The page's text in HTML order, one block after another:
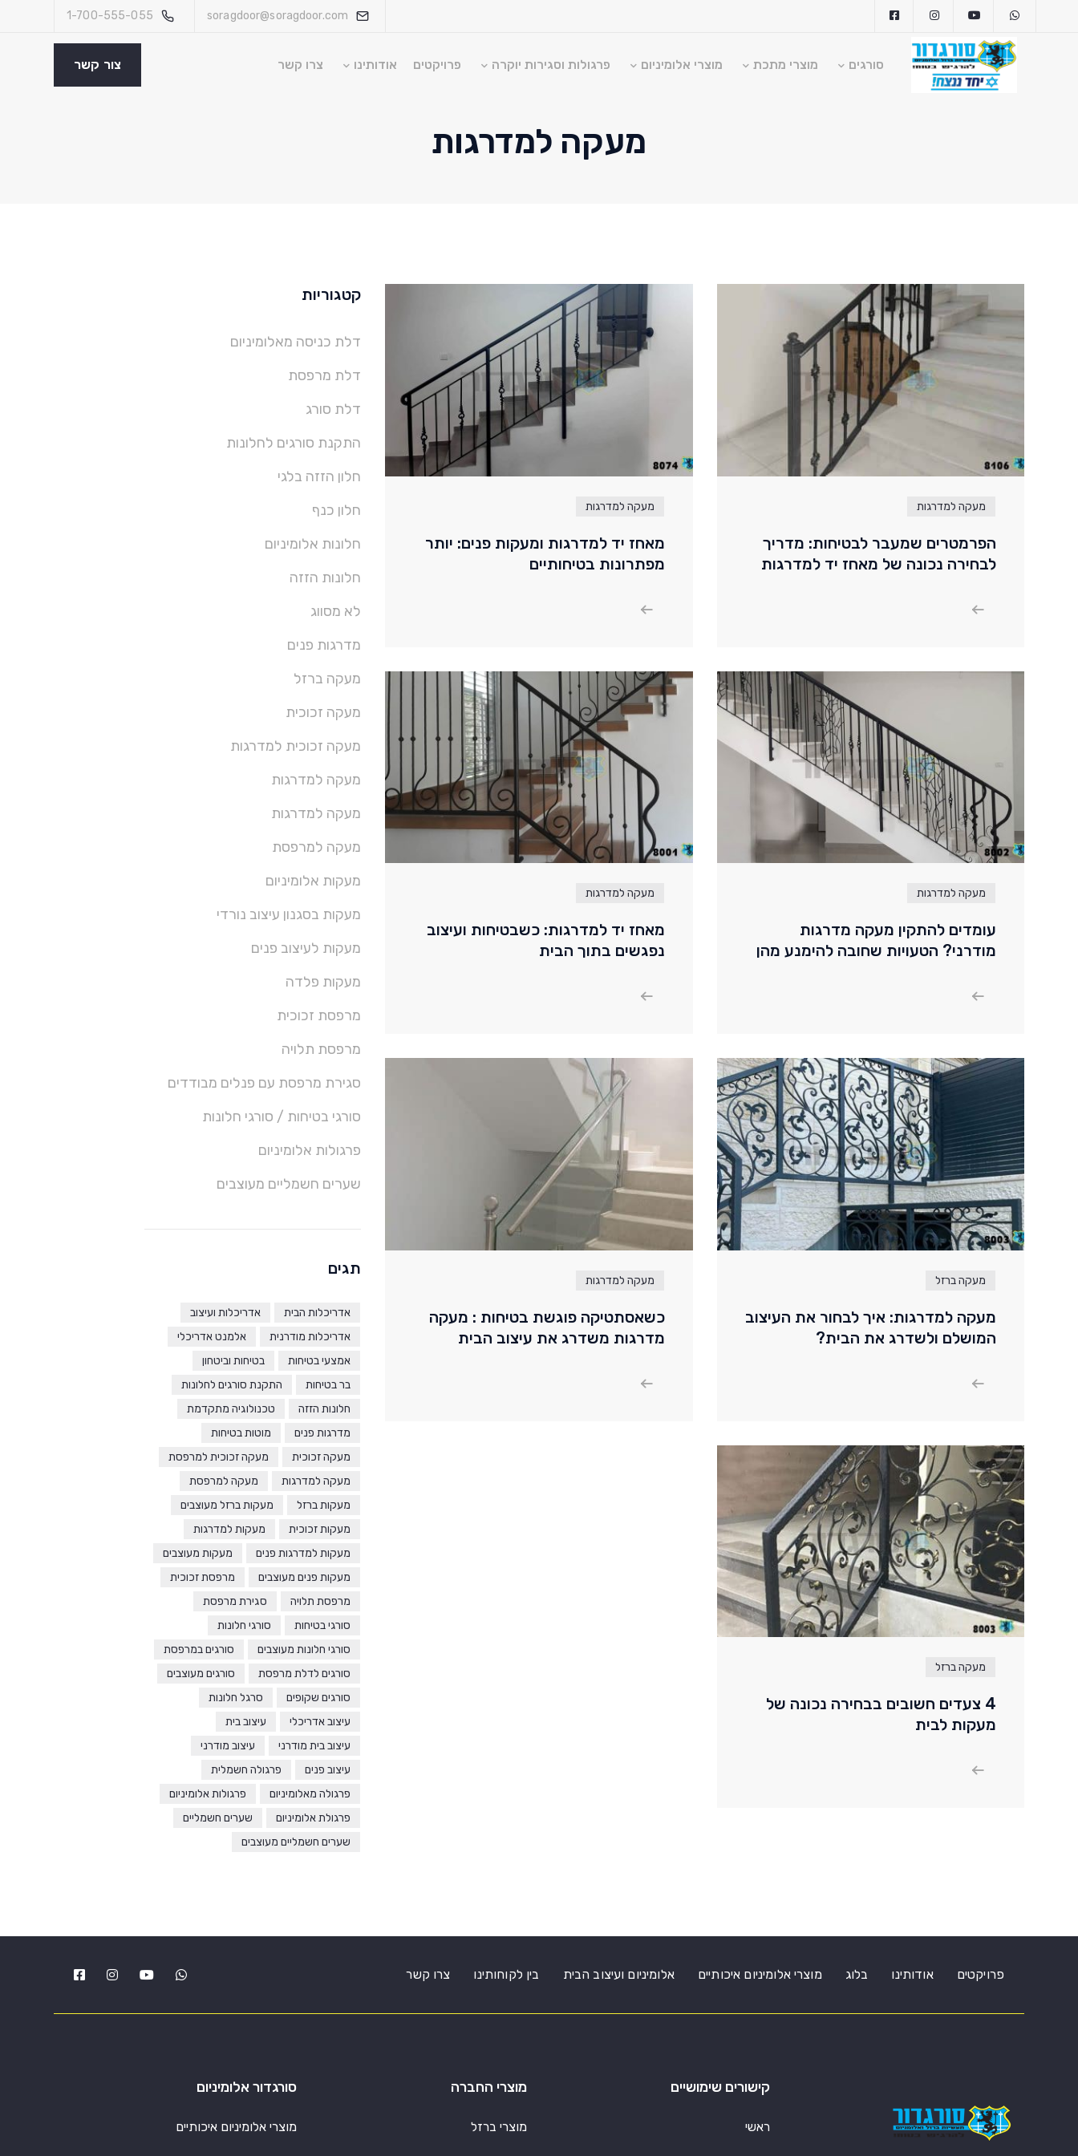
1-700-555-055 soragdoor@soragdoor.com
סורגים מוצרי מתכת מוצרי אלומיניום פרגולות וסגירות יוקרה פרויקטים אודותינו צרו קשר צור קשר
מעקה למדרגות
מעקה למדרגות
הפרמטרים שמעבר לבטיחות: מדריך
לבחירה נכונה של מאחז יד למדרגות
מעקה למדרגות
מאחז יד למדרגות ומעקות פנים: יותר
מפתרונות בטיחותיים
מעקה למדרגות
עומדים להתקין מעקה מדרגות
מודרני? הטעויות שחובה להימנע מהן
מעקה למדרגות
מאחז יד למדרגות: כשבטיחות ועיצוב
נפגשים בתוך הבית
מעקה ברזל
מעקה למדרגות: איך לבחור את העיצוב
המושלם ולשדרג את הבית?
מעקה למדרגות
כשאסתטיקה פוגשת בטיחות : מעקה
מדרגות משדרג את עיצוב הבית
מעקה ברזל
4 צעדים חשובים בבחירה נכונה של
מעקות לבית
קטגוריות
דלת כניסה מאלומיניום
דלת מרפסת
דלת סורג
התקנת סורגים לחלונות
חלון הזזה בלגי
חלון כנף
חלונות אלומיניום
חלונות הזזה
לא מסווג
מדרגות פנים
מעקה ברזל
מעקה זכוכית
מעקה זכוכית למדרגות
מעקה למדרגות
מעקה למדרגות
מעקה למרפסת
מעקות אלומיניום
מעקות בסגנון עיצוב נורדי
מעקות לעיצוב פנים
מעקות פלדה
מרפסת זכוכית
מרפסת תלויה
סגירת מרפסת עם פנלים מבודדים
סורגי בטיחות / סורגי חלונות
פרגולות אלומיניום
שערים חשמליים מעוצבים
תגים
אדריכלות הבית
אדריכלות ועיצוב
אדריכלות מודרנית
אלמנט אדריכלי
אמצעי בטיחות
בטיחות וביטחון
בר בטיחות
התקנת סורגים לחלונות
חלונות הזזה
טכנולוגיה מתקדמת
מדרגות פנים
מוטות בטיחות
מעקה זכוכית
מעקה זכוכית למרפסת
מעקה למדרגות
מעקה למרפסת
מעקות ברזל
מעקות ברזל מעוצבים
מעקות זכוכית
מעקות למדרגות
מעקות למדרגות פנים
מעקות מעוצבים
מעקות פנים מעוצבים
מרפסת זכוכית
מרפסת תלויה
סגירת מרפסת
סורגי בטיחות
סורגי חלונות
סורגי חלונות מעוצבים
סורגים במרפסת
סורגים לדלת מרפסת
סורגים מעוצבים
סורגים שקופים
סרגל חלונות
עיצוב אדריכלי
עיצוב בית
עיצוב בית מודרני
עיצוב מודרני
עיצוב פנים
פרגולה חשמלית
פרגולה מאלומיניום
פרגולות אלומיניום
פרגולת אלומיניום
שערים חשמליים
שערים חשמליים מעוצבים
פרויקטים אודותינו בלוג מוצרי אלומיניום איכותיים אלומיניום ועיצוב הבית בין לקוחותינו צרו קשר
קישורים שימושיים
ראשי
מוצרי החברה
מוצרי ברזל
סורגדור אלומיניום
מוצרי אלומיניום איכותיים